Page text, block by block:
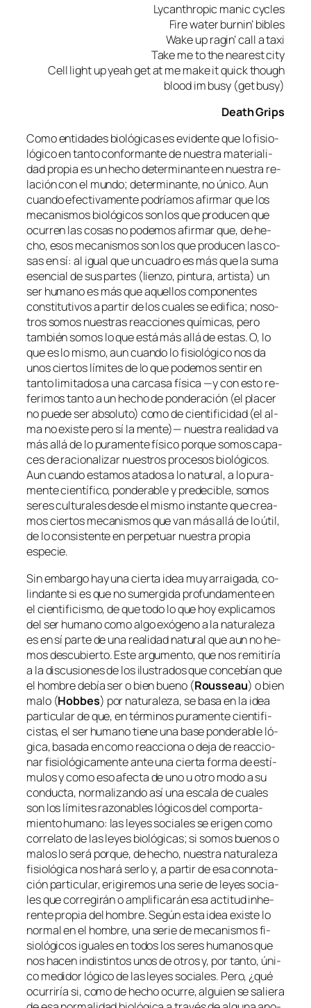
Lycanthropic ma­nic cycles
Fire wa­ter bur­nin’ bibles
Wake up ra­gin’ call a taxi
Take me to the nea­rest city
Cell light up yeah get at me ma­ke it quick though
blood im busy (get busy)
Death Grips
Como en­ti­da­des bio­ló­gi­cas es evi­den­te que lo fi­sio­
ló­gi­co en tan­to con­for­man­te de nues­tra ma­te­ria­li­
dad pro­pia es un he­cho de­ter­mi­nan­te en nues­tra re­
la­ción con el mun­do; de­ter­mi­nan­te, no úni­co. Aun
cuan­do efec­ti­va­men­te po­dría­mos afir­mar que los
me­ca­nis­mos bio­ló­gi­cos son los que pro­du­cen que
ocu­rren las co­sas no po­de­mos afir­mar que, de he­
cho, esos me­ca­nis­mos son los que pro­du­cen las co­
sas en sí: al igual que un cua­dro es más que la su­ma
esen­cial de sus par­tes (lien­zo, pin­tu­ra, ar­tis­ta) un
ser hu­mano es más que aque­llos com­po­nen­tes
cons­ti­tu­ti­vos a par­tir de los cua­les se edi­fi­ca; no­so­
tros so­mos nues­tras reac­cio­nes quí­mi­cas, pe­ro
tam­bién so­mos lo que es­tá más allá de es­tas. O, lo
que es lo mis­mo, aun cuan­do lo fi­sio­ló­gi­co nos da
unos cier­tos lí­mi­tes de lo que po­de­mos sen­tir en
tan­to li­mi­ta­dos a una car­ca­sa fí­si­ca —y con es­to re­
fe­ri­mos tan­to a un he­cho de pon­de­ra­ción (el pla­cer
no pue­de ser ab­so­lu­to) co­mo de cien­ti­fi­ci­dad (el al­
ma no exis­te pe­ro sí la men­te)— nues­tra reali­dad va
más allá de lo pu­ra­men­te fí­si­co por­que so­mos ca­pa­
ces de ra­cio­na­li­zar nues­tros pro­ce­sos bio­ló­gi­cos.
Aun cuan­do es­ta­mos ata­dos a lo na­tu­ral, a lo pu­ra­
men­te cien­tí­fi­co, pon­de­ra­ble y pre­de­ci­ble, so­mos
se­res cul­tu­ra­les des­de el mis­mo ins­tan­te que crea­
mos cier­tos me­ca­nis­mos que van más allá de lo útil,
de lo con­sis­ten­te en per­pe­tuar nues­tra pro­pia
especie.
Sin em­bar­go hay una cier­ta idea muy arrai­ga­da, co­
lin­dan­te si es que no su­mer­gi­da pro­fun­da­men­te en
el cien­ti­fi­cis­mo, de que to­do lo que hoy ex­pli­ca­mos
del ser hu­mano co­mo al­go exógeno a la na­tu­ra­le­za
es en sí par­te de una reali­dad na­tu­ral que aun no he­
mos des­cu­bier­to. Este ar­gu­men­to, que nos re­mi­ti­ría
a la dis­cu­sio­nes de los ilus­tra­dos que con­ce­bían que
el hom­bre de­bía ser o bien bueno (Rousseau) o bien
ma­lo (Hobbes) por na­tu­ra­le­za, se ba­sa en la idea
par­ti­cu­lar de que, en tér­mi­nos pu­ra­men­te cien­ti­fi­
cis­tas, el ser hu­mano tie­ne una ba­se pon­de­ra­ble ló­
gi­ca, ba­sa­da en co­mo reac­cio­na o de­ja de reac­cio­
nar fi­sio­ló­gi­ca­men­te an­te una cier­ta for­ma de es­tí­
mu­los y co­mo eso afec­ta de uno u otro mo­do a su
con­duc­ta, nor­ma­li­zan­do así una es­ca­la de cua­les
son los lí­mi­tes ra­zo­na­bles ló­gi­cos del com­por­ta­
mien­to hu­mano: las le­yes so­cia­les se eri­gen co­mo
co­rre­la­to de las le­yes bio­ló­gi­cas; si so­mos bue­nos o
ma­los lo se­rá por­que, de he­cho, nues­tra na­tu­ra­le­za
fi­sio­ló­gi­ca nos ha­rá ser­lo y, a par­tir de esa con­no­ta­
ción par­ti­cu­lar, eri­gi­re­mos una se­rie de le­yes so­cia­
les que co­rre­gi­rán o am­pli­fi­ca­rán esa ac­ti­tud inhe­
ren­te pro­pia del hom­bre. Según es­ta idea exis­te lo
nor­malen el hom­bre, una se­rie de me­ca­nis­mos fi­
sio­ló­gi­cos igua­les en to­dos los se­res hu­ma­nos que
nos ha­cen in­dis­tin­tos unos de otros y, por tan­to, úni­
co me­di­dor ló­gi­co de las le­yes so­cia­les. Pero, ¿qué
ocu­rri­ría si, co­mo de he­cho ocu­rre, al­guien se sa­lie­ra